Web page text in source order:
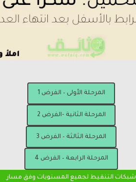
المرحلة الأولى – الفرض 1
المرحلة الثانية -الفرض 2
المرحلة الثالثة – الفرض 3
المرحلة الرابعة – الفرض 4
شبكات التنقيط لجميع المستويات وفق مسار